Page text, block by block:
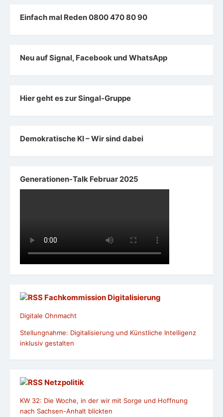
Einfach mal Reden 0800 470 80 90
Neu auf Signal, Facebook und WhatsApp
Hier geht es zur Singal-Gruppe
Demokratische KI – Wir sind dabei
Generationen-Talk Februar 2025
Fachkommission Digitalisierung
Digitale Ohnmacht
Stellungnahme: Digitalisierung und Künstliche Intelligenz
inklusiv gestalten
Netzpolitik
KW 32: Die Woche, in der wir mit Sorge und Hoffnung
nach Sachsen-Anhalt blickten